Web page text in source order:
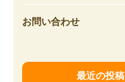
お問い合わせ
最近の投稿